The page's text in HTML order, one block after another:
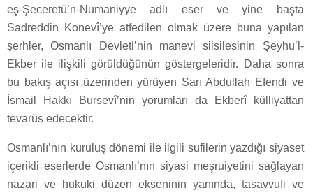
eş-Şeceretü’n-Numaniyye adlı eser ve yine başta
Sadreddin Konevî’ye atfedilen olmak üzere buna yapılan
şerhler, Osmanlı Devleti’nin manevi silsilesinin Şeyhu’l-
Ekber ile ilişkili görüldüğünün göstergeleridir. Daha sonra
bu bakış açısı üzerinden yürüyen Sarı Abdullah Efendi ve
İsmail Hakkı Bursevî’nin yorumları da Ekberî külliyattan
tevarüs edecektir.
Osmanlı’nın kuruluş dönemi ile ilgili sufilerin yazdığı siyaset
içerikli eserlerde Osmanlı’nın siyasi meşruiyetini sağlayan
nazari ve hukuki düzen ekseninin yanında, tasavvufi ve